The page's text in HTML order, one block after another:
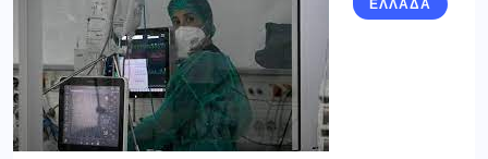
ΕΛΛΑΔΑ